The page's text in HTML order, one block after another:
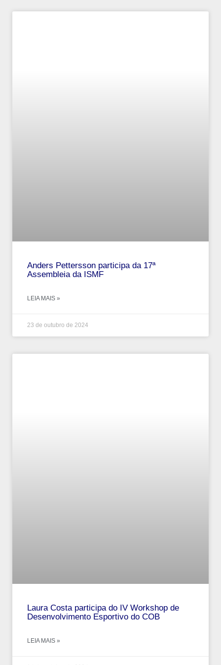
Anders Pettersson participa da 17ª
Assembleia da ISMF
LEIA MAIS »
23 de outubro de 2024
Laura Costa participa do IV Workshop de
Desenvolvimento Esportivo do COB
LEIA MAIS »